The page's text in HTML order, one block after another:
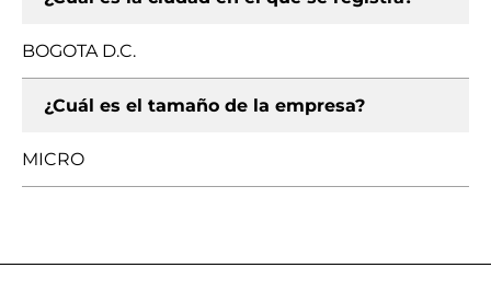
BOGOTA D.C.
¿Cuál es el tamaño de la empresa?
MICRO